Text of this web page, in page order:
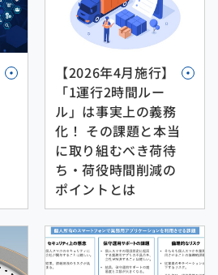
【2026年4月施行】
「1運行2時間ルー
ル」は事実上の義務
化！ その課題と本当
に取り組むべき荷待
ち・荷役時間削減の
ポイントとは